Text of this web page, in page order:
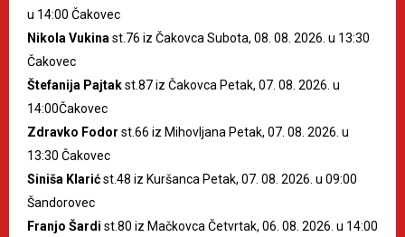
u 14:00 Čakovec
Nikola Vukinast.76 iz Čakovca Subota, 08. 08. 2026. u 13:30
Čakovec
Štefanija Pajtakst.87 iz Čakovca Petak, 07. 08. 2026. u
14:00Čakovec
Zdravko Fodor st.66 iz Mihovljana Petak, 07. 08. 2026. u
13:30 Čakovec
Siniša Klarićst.48 iz Kuršanca Petak, 07. 08. 2026. u 09:00
Šandorovec
Franjo Šardi st.80 iz Mačkovca Četvrtak, 06. 08. 2026. u 14:00